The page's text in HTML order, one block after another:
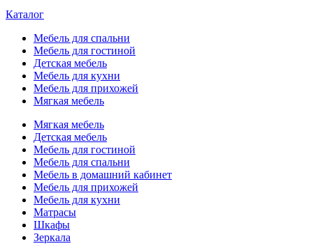
Каталог
Мебель для спальни
Мебель для гостиной
Детская мебель
Мебель для кухни
Мебель для прихожей
Мягкая мебель
Мягкая мебель
Детская мебель
Мебель для гостиной
Мебель для спальни
Мебель в домашний кабинет
Мебель для прихожей
Мебель для кухни
Матрасы
Шкафы
Зеркала